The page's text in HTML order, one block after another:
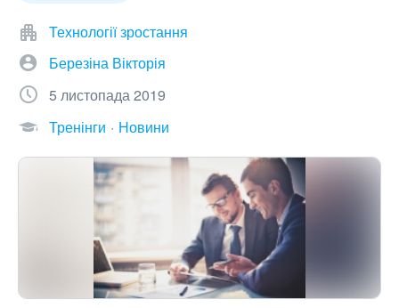
Технології зростання
Березіна Вікторія
5 листопада 2019
Тренінги
Новини